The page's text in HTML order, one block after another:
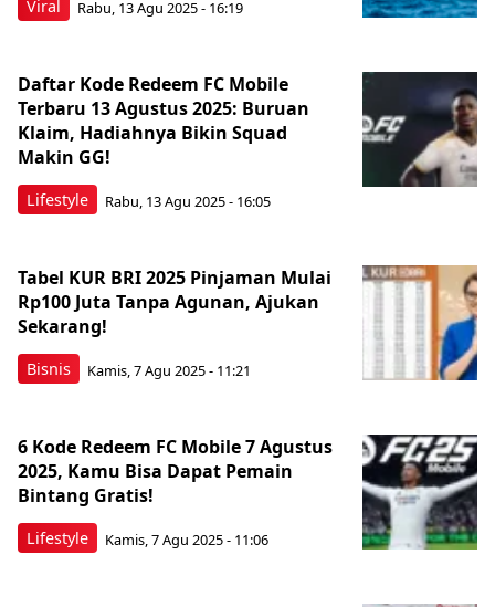
Viral Rabu, 13 Agu 2025 - 16:19
Lifestyle
Daftar Kode Redeem FC Mobile
Terbaru 13 Agustus 2025: Buruan
Klaim, Hadiahnya Bikin Squad
Makin GG!
Rabu, 13 Agu 2025 - 16:05
Bisnis
Tabel KUR BRI 2025 Pinjaman Mulai
Rp100 Juta Tanpa Agunan, Ajukan
Sekarang!
Kamis, 7 Agu 2025 - 11:21
Lifestyle
6 Kode Redeem FC Mobile 7 Agustus
2025, Kamu Bisa Dapat Pemain
Bintang Gratis!
Kamis, 7 Agu 2025 - 11:06